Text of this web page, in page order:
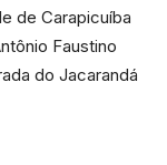
de Carapicuíba
Faustino
do Jacarandá